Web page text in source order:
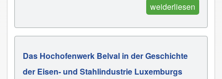
weiderliesen
Das Hochofenwerk Belval in der Geschichte
der Eisen- und Stahlindustrie Luxemburgs